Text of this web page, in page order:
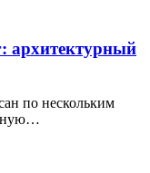
архитектурный
по нескольким